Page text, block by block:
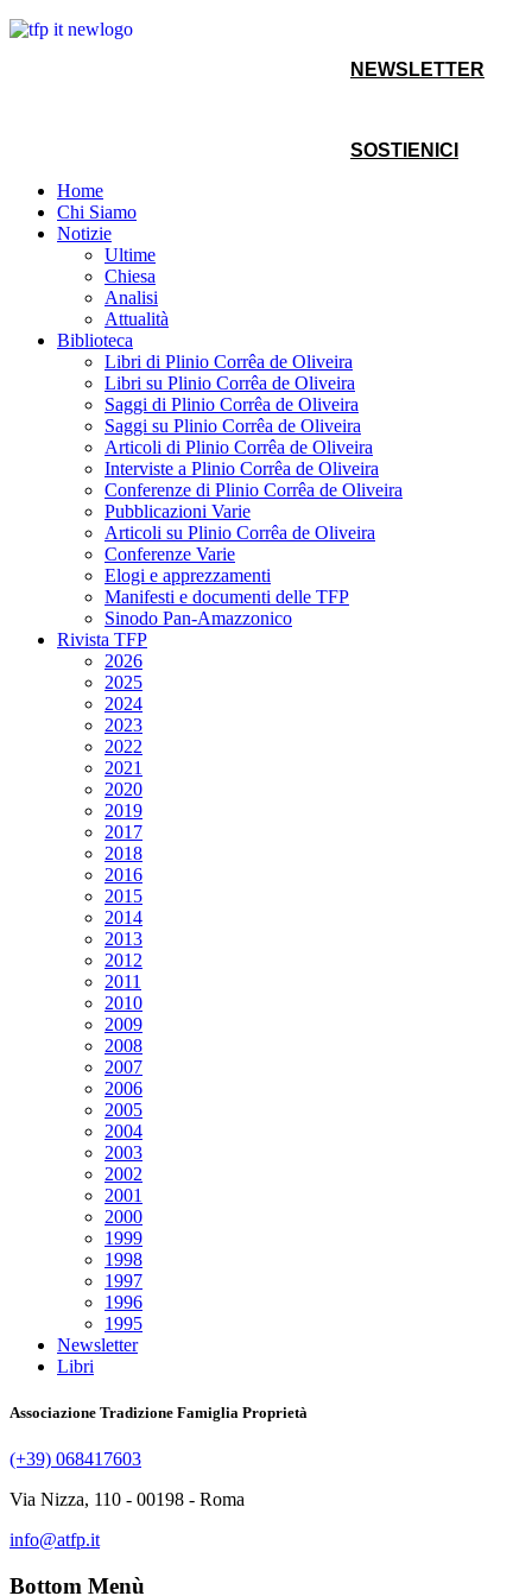
NEWSLETTER
SOSTIENICI
Home
Chi Siamo
Notizie
Ultime
Chiesa
Analisi
Attualità
Biblioteca
Libri di Plinio Corrêa de Oliveira
Libri su Plinio Corrêa de Oliveira
Saggi di Plinio Corrêa de Oliveira
Saggi su Plinio Corrêa de Oliveira
Articoli di Plinio Corrêa de Oliveira
Interviste a Plinio Corrêa de Oliveira
Conferenze di Plinio Corrêa de Oliveira
Pubblicazioni Varie
Articoli su Plinio Corrêa de Oliveira
Conferenze Varie
Elogi e apprezzamenti
Manifesti e documenti delle TFP
Sinodo Pan-Amazzonico
Rivista TFP
2026
2025
2024
2023
2022
2021
2020
2019
2017
2018
2016
2015
2014
2013
2012
2011
2010
2009
2008
2007
2006
2005
2004
2003
2002
2001
2000
1999
1998
1997
1996
1995
Newsletter
Libri
Associazione Tradizione Famiglia Proprietà
(+39) 068417603
Via Nizza, 110 - 00198 - Roma
info@atfp.it
Bottom Menù